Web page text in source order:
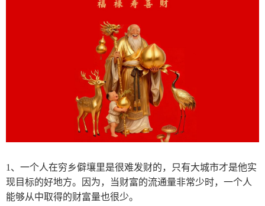
1 、一个人在穷乡僻壤里是很难发财的，只有大城市才是他实
现目标的好地方。因为，当财富的流通量非常少时，一个人
能够从中取得的财富量也很少。